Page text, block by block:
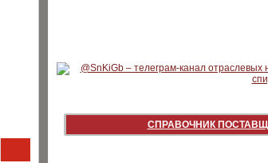
СПРАВОЧНИК